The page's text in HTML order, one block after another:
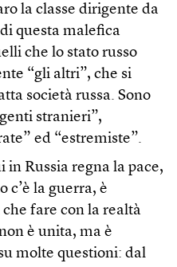
la classe dirigente da
questa malefica
che lo stato russo
“gli altri”, che si
società russa. Sono
stranieri”,
ed “estremiste”.
in Russia regna la pace,
c’è la guerra, è
fare con la realtà
è unita, ma è
molte questioni: dal